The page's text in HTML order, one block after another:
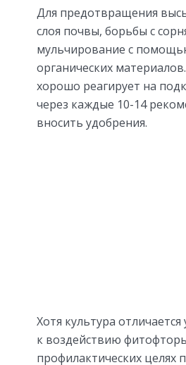
Для предотвращения
слоя почвы, борьбы с
мульчирование с
органических
хорошо реагирует на
через каждые 10-14
вносить удобрения.
Хотя культура
к воздействию
профилактических целях